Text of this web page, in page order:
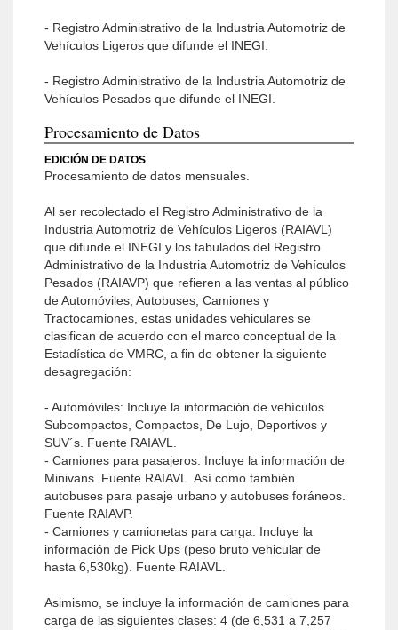
- Registro Administrativo de la Industria Automotriz de
Vehículos Ligeros que difunde el INEGI.
- Registro Administrativo de la Industria Automotriz de
Vehículos Pesados que difunde el INEGI.
Procesamiento de Datos
EDICIÓN DE DATOS
Procesamiento de datos mensuales.
Al ser recolectado el Registro Administrativo de la
Industria Automotriz de Vehículos Ligeros (RAIAVL)
que difunde el INEGI y los tabulados del Registro
Administrativo de la Industria Automotriz de Vehículos
Pesados (RAIAVP) que refieren a las ventas al público
de Automóviles, Autobuses, Camiones y
Tractocamiones, estas unidades vehiculares se
clasifican de acuerdo con el marco conceptual de la
Estadística de VMRC, a fin de obtener la siguiente
desagregación:
- Automóviles: Incluye la información de vehículos
Subcompactos, Compactos, De Lujo, Deportivos y
SUV´s. Fuente RAIAVL.
- Camiones para pasajeros: Incluye la información de
Minivans. Fuente RAIAVL. Así como también
autobuses para pasaje urbano y autobuses foráneos.
Fuente RAIAVP.
- Camiones y camionetas para carga: Incluye la
información de Pick Ups (peso bruto vehicular de
hasta 6,530kg). Fuente RAIAVL.
Asimismo, se incluye la información de camiones para
carga de las siguientes clases: 4 (de 6,531 a 7,257